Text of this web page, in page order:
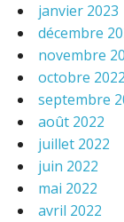
janvier 2023
décembre
novembre
octobre 2022
septembre
août 2022
juillet 2022
juin 2022
mai 2022
avril 2022